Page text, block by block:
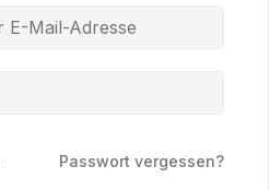
Passwort vergessen?